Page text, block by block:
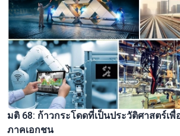
มติ 68: ก้าวกระโดดที่เป็นประวัติศาสตร์เ
ภาคเอกชน